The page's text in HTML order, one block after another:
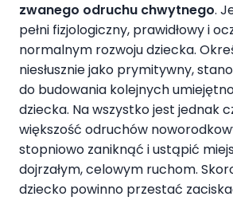
zwanego odruchu chwytnego.
pełni fizjologiczny, prawidłowy i
normalnym rozwoju dziecka.
niesłusznie jako prymitywny,
do budowania kolejnych
dziecka. Na wszystko jest jednak
większość odruchów
stopniowo zaniknąć i ustąpić
dojrzałym, celowym ruchom.
dziecko powinno przestać